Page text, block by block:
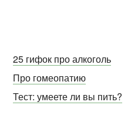
25 гифок про алкоголь
Про гомеопатию
Тест: умеете ли вы пить?